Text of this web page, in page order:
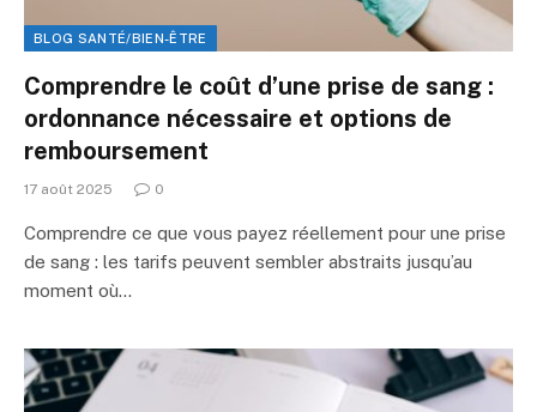
BLOG SANTÉ/BIEN-ÊTRE
Comprendre le coût d’une prise de sang :
ordonnance nécessaire et options de
remboursement
17 août 2025 0
Comprendre ce que vous payez réellement pour une prise
de sang : les tarifs peuvent sembler abstraits jusqu’au
moment où…